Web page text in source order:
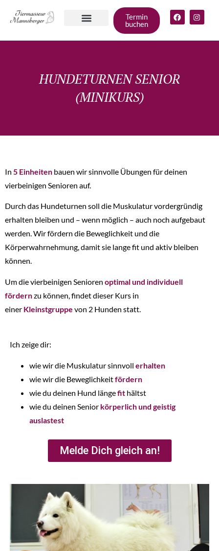
Termin
buchen
HUNDETURNEN SENIOR
(MINIKURS)
In 5 Einheiten bauen wir sinnvolle Übungen für deinen
vierbeinigen Senioren auf.
Durch das Hundeturnen soll die Muskulatur vordergründig
erhalten bleiben und – wenn möglich – auch noch aufgebaut
werden. Wir fördern die Beweglichkeit und die
Körperwahrnehmung, damit sie lange fit und aktiv bleiben
können.
Um die vierbeinigen Senioren optimal und individuell
fördernzu können, findet dieser Kurs in
einer Kleinstgruppe von 2 Hunden statt.
Ich zeige dir:
wie wir die Muskulatur sinnvoll erhalten
wie wir die Beweglichkeitfördern
wie du deinen Hund längefit hältst
wie du deinen Senior körperlich und geistig
auslastest
Melde Dich gleich an!